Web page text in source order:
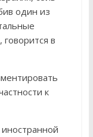
один из
в
к